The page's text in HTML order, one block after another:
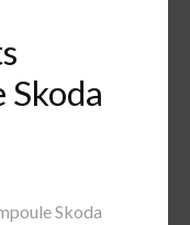
Skoda
Skoda